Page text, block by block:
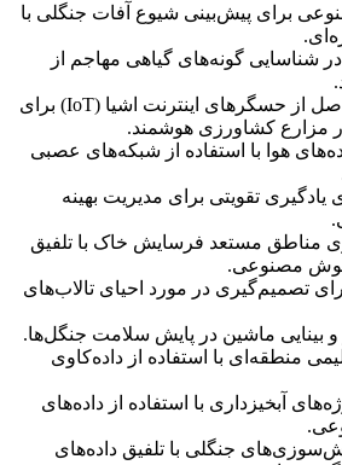
برای پیش‌بینی شیوع آفات جنگلی با
در شناسایی گونه‌های گیاهی مهاجم از
3. تحلیل کلان‌داده‌های حاصل از حسگرهای اینترنت اشیا (IoT) برای
مزارع کشاورزی هوشمند.
هوا با استفاده از شبکه‌های عصبی
یادگیری تقویتی برای مدیریت بهینه
مناطق مستعد فرسایش خاک با تلفیق
تصمیم‌گیری در مورد احیای تالاب‌های
منطقه‌ای با استفاده از داده‌کاوی
آبخیزداری با استفاده از داده‌های
جنگلی با تلفیق داده‌های